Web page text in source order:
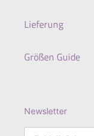
Lieferung
Größen Guide
Newsletter